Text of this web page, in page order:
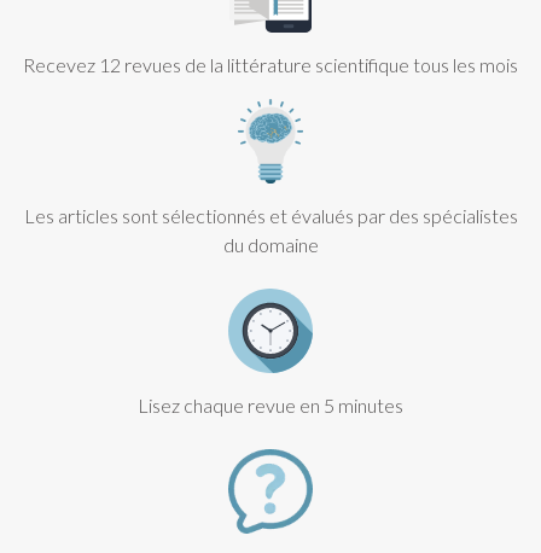
Recevez 12 revues de la littérature scientifique tous les mois
Les articles sont sélectionnés et évalués par des spécialistes
du domaine
Lisez chaque revue en 5 minutes